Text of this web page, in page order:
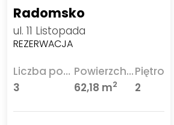
Radomsko
ul. 11 Listopada
REZERWACJA
Liczba pokoi
3
Powierzchnia
62,18 m2
Piętro
2